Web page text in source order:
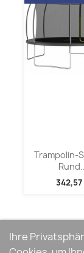
Trampolin-
Ihre